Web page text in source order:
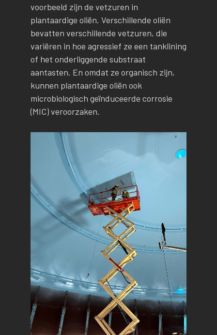
voorbeeld zijn de vetzuren in
plantaardige oliën. Verschillende oliën
bevatten verschillende vetzuren, die
variëren in hoe agressief ze een tanklining
of het onderliggende substraat
aantasten. En omdat ze organisch zijn,
kunnen plantaardige oliën ook
microbiologisch geïnduceerde corrosie
(MIC) veroorzaken.